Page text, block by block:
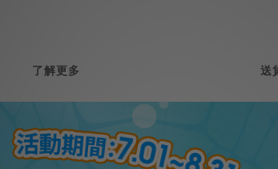
了解更多 送